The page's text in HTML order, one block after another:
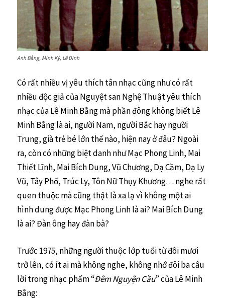
Anh Bằng, Minh Kỳ, Lê Dinh
Có rất nhiều vị yêu thích tân nhạc cũng như có rất
nhiều độc giả của Nguyệt san Nghệ Thuật yêu thích
nhạc của Lê Minh Bằng mà phần đông không biết Lê
Minh Bằng là ai, người Nam, người Bắc hay người
Trung, già trẻ bé lớn thế nào, hiện nay ở đâu? Ngoài
ra, còn có những biệt danh như Mạc Phong Linh, Mai
Thiết Lĩnh, Mai Bích Dung, Vũ Chương, Dạ Cầm, Dạ Ly
Vũ, Tây Phố, Trúc Ly, Tôn Nữ Thụy Khương… nghe rất
quen thuộc mà cũng thật là xa lạ vì không một ai
hình dung được Mạc Phong Linh là ai? Mai Bích Dung
là ai? Đàn ông hay đàn bà?
Trước 1975, những người thuộc lớp tuổi từ đôi mươi
trở lên, có ít ai mà không nghe, không nhớ đôi ba câu
lời trong nhạc phẩm “Đêm Nguyện Cầu” của Lê Minh
Bằng: